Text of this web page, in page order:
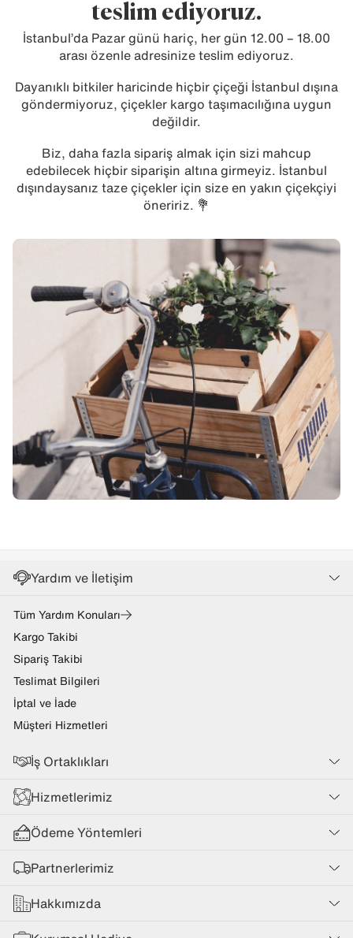
teslim ediyoruz.
İstanbul’da Pazar günü hariç, her gün 12.00 – 18.00
arası özenle adresinize teslim ediyoruz.
Dayanıklı bitkiler haricinde hiçbir çiçeği İstanbul dışına
göndermiyoruz, çiçekler kargo taşımacılığına uygun
değildir.
Biz, daha fazla sipariş almak için sizi mahcup
edebilecek hiçbir siparişin altına girmeyiz. İstanbul
dışındaysanız taze çiçekler için size en yakın çiçekçiyi
öneririz. 💐
Yardım ve İletişim
Tüm Yardım Konuları
Kargo Takibi
Sipariş Takibi
Teslimat Bilgileri
İptal ve İade
Müşteri Hizmetleri
İş Ortaklıkları
Hizmetlerimiz
Ödeme Yöntemleri
Partnerlerimiz
Hakkımızda